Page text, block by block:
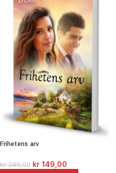
Frihetens arv
kr249,00 kr 149,00